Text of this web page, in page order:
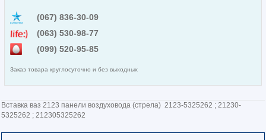
(067) 836-30-09
(063) 530-98-77
(099) 520-95-85
Заказ товара круглосуточно и без выходных
Вставка ваз 2123 панели воздуховода (стрела) 2123-5325262 ; 21230-
5325262 ; 212305325262